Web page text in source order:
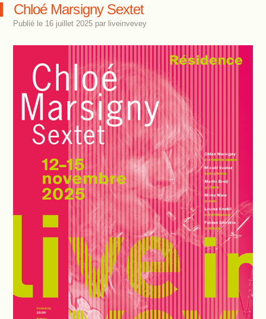
Chloé Marsigny Sextet
Publié le 16 juillet 2025par liveinvevey